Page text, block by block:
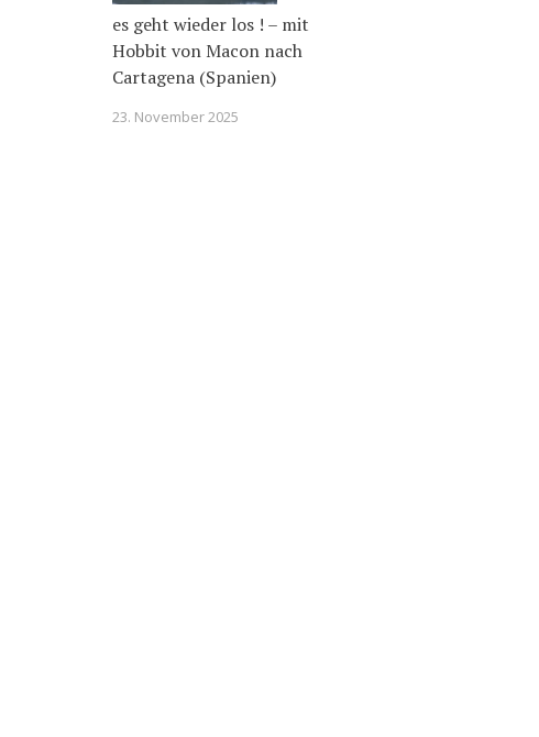
es geht wieder los ! – mit
Hobbit von Macon nach
Cartagena (Spanien)
23. November 2025